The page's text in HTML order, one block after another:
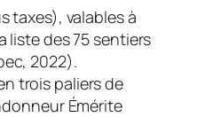
taxes), valables à
liste des 75 sentiers
2022).
trois paliers de
Émérite